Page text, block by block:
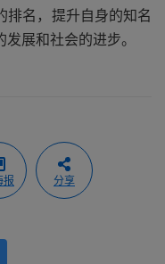
排名，提升自身的知名
展和社会的进步。
报 分享